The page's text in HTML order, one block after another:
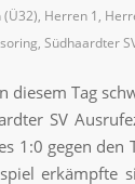
, Herren 1 ,
, Südhaardter
diesem Tag
SV
1:0 gegen den
erkämpfte